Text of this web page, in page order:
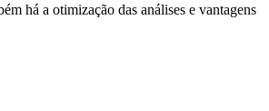
há a otimização das análises e vantagens